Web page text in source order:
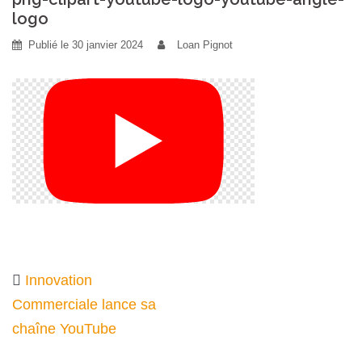
logo
Publié le 30 janvier 2024 Loan Pignot
Innovation
Commerciale lance sa
chaîne YouTube